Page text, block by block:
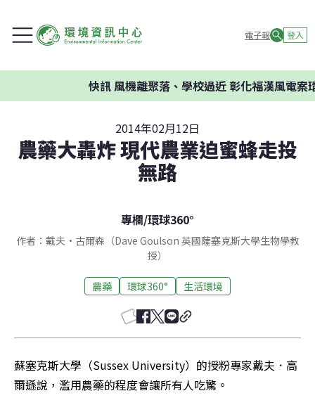
電子報 登入
快訊風機離聚落、學校過近 彰化福漢風電案環
2014年02月12日
農藥大轟炸 現代農業迫蜜蜂走投
無路
專欄/環球360°
作者：戴夫•古​​爾森（Dave Goulson 英國薩塞克斯大學生物學教
授）
農藥 環球360° 生活環境
蘇塞克斯大學（Sussex University）的授粉專家戴夫．高
爾遜說，濫用農藥的程度會讓所有人吃驚。